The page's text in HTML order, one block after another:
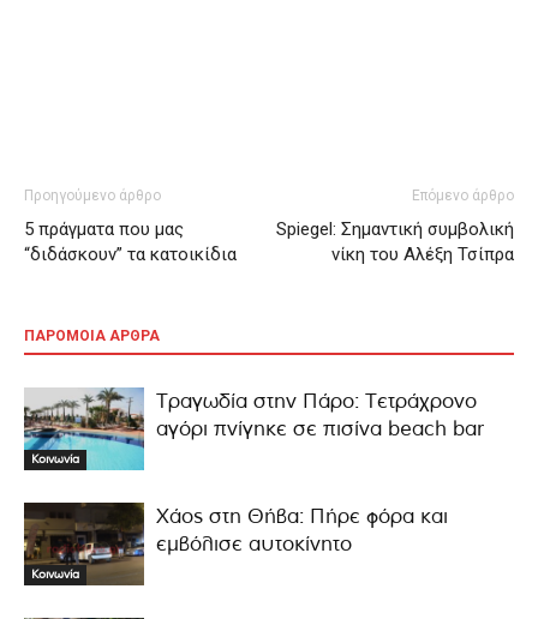
Προηγούμενο άρθρο
5 πράγματα που μας
“διδάσκουν” τα κατοικίδια
Επόμενο άρθρο
Spiegel: Σημαντική συμβολική
νίκη του Αλέξη Τσίπρα
ΠΑΡΟΜΟΙΑ ΑΡΘΡΑ
Κοινωνία
Τραγωδία στην Πάρο: Τετράχρονο
αγόρι πνίγηκε σε πισίνα beach bar
Κοινωνία
Χάος στη Θήβα: Πήρε φόρα και
εμβόλισε αυτοκίνητο